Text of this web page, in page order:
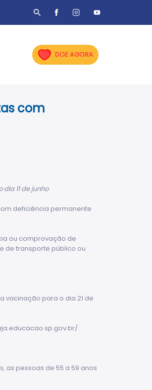
DOE AGORA
com
11 de junho
deficiência permanente
ou comprovação de
de transporte público ou
vacinação para o dia 21 de
.
as pessoas de 55 a 59 anos